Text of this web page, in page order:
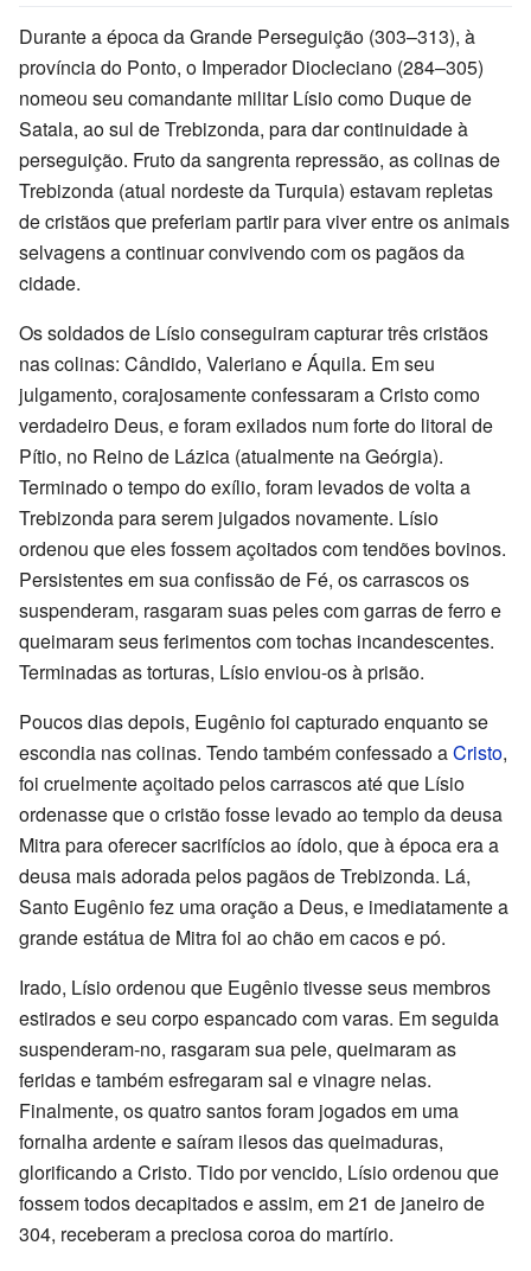
Durante a época da Grande Perseguição (303–313), à
província do Ponto, o Imperador Diocleciano (284–305)
nomeou seu comandante militar Lísio como Duque de
Satala, ao sul de Trebizonda, para dar continuidade à
perseguição. Fruto da sangrenta repressão, as colinas de
Trebizonda (atual nordeste da Turquia) estavam repletas
de cristãos que preferiam partir para viver entre os animais
selvagens a continuar convivendo com os pagãos da
cidade.
Os soldados de Lísio conseguiram capturar três cristãos
nas colinas: Cândido, Valeriano e Áquila. Em seu
julgamento, corajosamente confessaram a Cristo como
verdadeiro Deus, e foram exilados num forte do litoral de
Pítio, no Reino de Lázica (atualmente na Geórgia).
Terminado o tempo do exílio, foram levados de volta a
Trebizonda para serem julgados novamente. Lísio
ordenou que eles fossem açoitados com tendões bovinos.
Persistentes em sua confissão de Fé, os carrascos os
suspenderam, rasgaram suas peles com garras de ferro e
queimaram seus ferimentos com tochas incandescentes.
Terminadas as torturas, Lísio enviou-os à prisão.
Poucos dias depois, Eugênio foi capturado enquanto se
escondia nas colinas. Tendo também confessado aCristo,
foi cruelmente açoitado pelos carrascos até que Lísio
ordenasse que o cristão fosse levado ao templo da deusa
Mitra para oferecer sacrifícios ao ídolo, que à época era a
deusa mais adorada pelos pagãos de Trebizonda. Lá,
Santo Eugênio fez uma oração a Deus, e imediatamente a
grande estátua de Mitra foi ao chão em cacos e pó.
Irado, Lísio ordenou que Eugênio tivesse seus membros
estirados e seu corpo espancado com varas. Em seguida
suspenderam-no, rasgaram sua pele, queimaram as
feridas e também esfregaram sal e vinagre nelas.
Finalmente, os quatro santos foram jogados em uma
fornalha ardente e saíram ilesos das queimaduras,
glorificando a Cristo. Tido por vencido, Lísio ordenou que
fossem todos decapitados e assim, em 21 de janeiro de
304, receberam a preciosa coroa do martírio.